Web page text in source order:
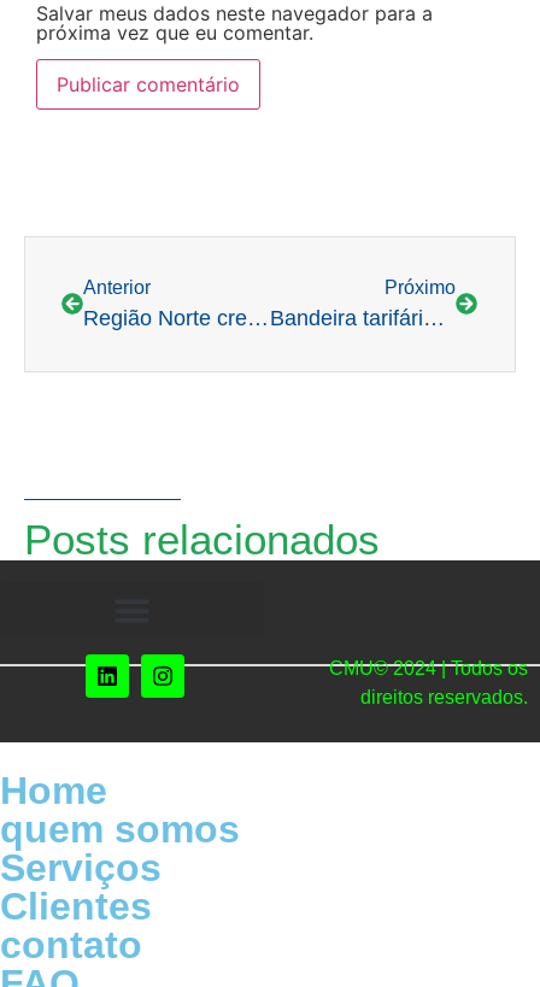
Salvar meus dados neste navegador para a
próxima vez que eu comentar.
Anterior
Região Norte cresce 0,4p.p e opera com 64,6% da capacidade
Próximo
Bandeira tarifária continua verde em março, sem adicional nas contas de energia
Posts relacionados
CMU© 2024 | Todos os
direitos reservados.
Home
quem somos
Serviços
Clientes
contato